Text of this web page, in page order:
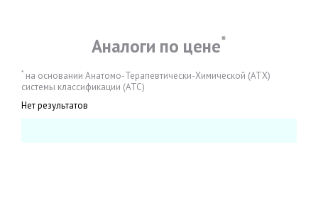
Аналоги по цене*
* на основании Анатомо-Терапевтически-Химической (АТХ)
системы классификации (АТС)
Нет результатов